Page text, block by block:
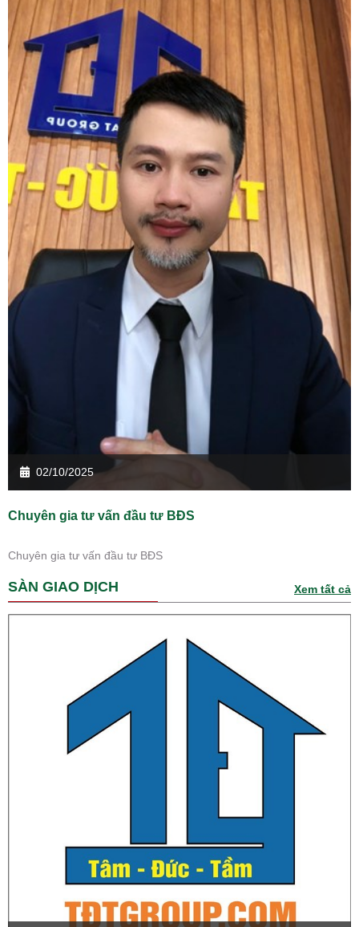
02/10/2025
Chuyên gia tư vấn đầu tư BĐS
Chuyên gia tư vấn đầu tư BĐS
SÀN GIAO DỊCH Xem tất cả